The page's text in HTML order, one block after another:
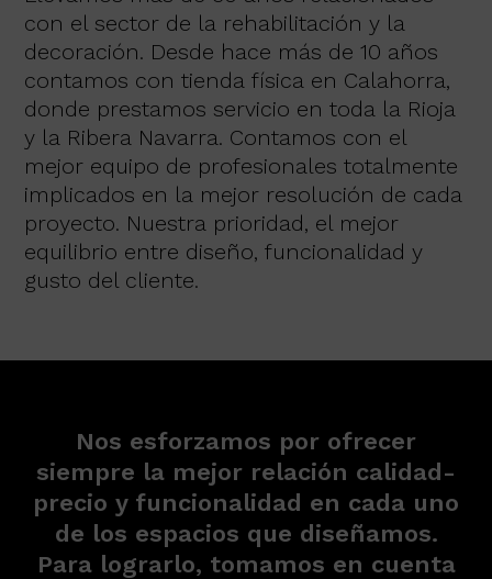
con el sector de la rehabilitación y la
decoración. Desde hace más de 10 años
contamos con tienda física en Calahorra,
donde prestamos servicio en toda la Rioja
y la Ribera Navarra. Contamos con el
mejor equipo de profesionales totalmente
implicados en la mejor resolución de cada
proyecto. Nuestra prioridad, el mejor
equilibrio entre diseño, funcionalidad y
gusto del cliente.
Nos esforzamos por ofrecer
siempre la mejor relación calidad-
precio y funcionalidad en cada uno
de los espacios que diseñamos.
Para lograrlo, tomamos en cuenta